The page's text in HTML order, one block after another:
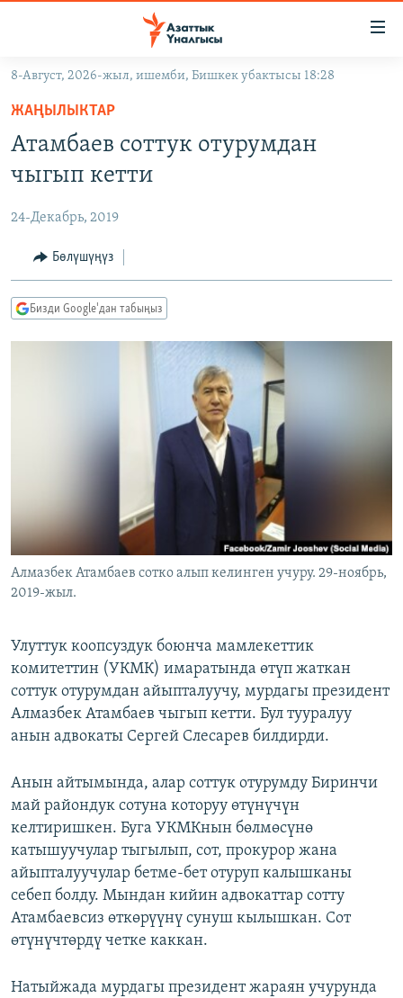
Навигацияга
өтүңүз
Издөөгө
салыңыз
КЫРГЫЗСТАН
ЭКОНОМИКА
МАДАНИЯТ
БОРБОР АЗИЯ
АТАЙЫН ИЛИКТӨӨ
ТВ ПРОГРАММАЛАР
ЭКСПЕРТТЕР ТАЛДАЙТ
ӨЗГӨЧӨ ПИКИР
ЭЕ/АРнун бардык сайттары
8-Август, 2026-жыл, ишемби, Бишкек убактысы 18:28
ЖАҢЫЛЫКТАР
Атамбаев соттук отурумдан
чыгып кетти
24-Декабрь, 2019
Бөлүшүңүз
Бизди Google'дан табыңыз
Алмазбек Атамбаев сотко алып келинген учуру. 29-ноябрь,
2019-жыл.
Улуттук коопсуздук боюнча мамлекеттик
комитеттин (УКМК) имаратында өтүп жаткан
соттук отурумдан айыпталуучу, мурдагы президент
Алмазбек Атамбаев чыгып кетти. Бул тууралуу
анын адвокаты Сергей Слесарев билдирди.
Анын айтымында, алар соттук отурумду Биринчи
май райондук сотуна которуу өтүнүчүн
келтиришкен. Буга УКМКнын бөлмөсүнө
катышуучулар тыгылып, сот, прокурор жана
айыпталуучулар бетме-бет отуруп калышканы
себеп болду. Мындан кийин адвокаттар сотту
Атамбаевсиз өткөрүүнү сунуш кылышкан. Сот
өтүнүчтөрдү четке каккан.
Натыйжада мурдагы президент жараян учурунда